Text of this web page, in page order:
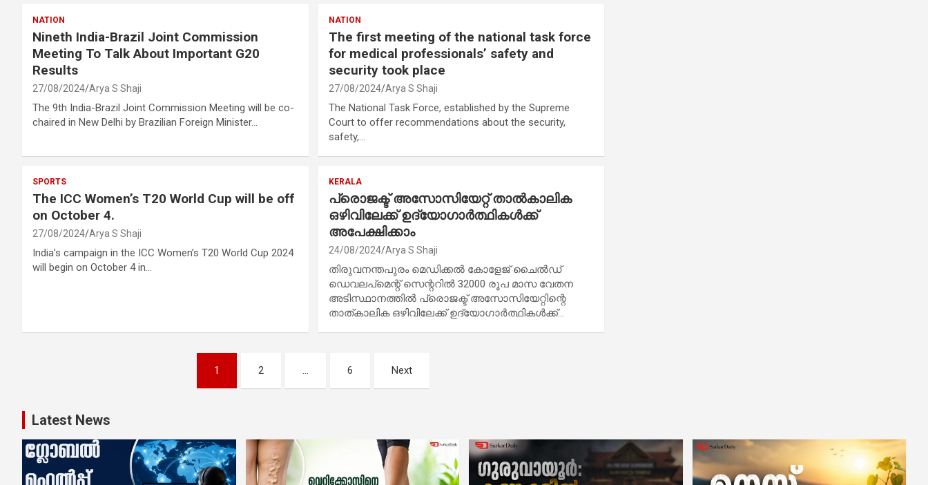
NATION
Nineth India-Brazil Joint Commission
Meeting To Talk About Important G20
Results
27/08/2024 Arya S Shaji
The 9th India-Brazil Joint Commission Meeting will be co-
chaired in New Delhi by Brazilian Foreign Minister…
NATION
The first meeting of the national task force
for medical professionals’ safety and
security took place
27/08/2024 Arya S Shaji
The National Task Force, established by the Supreme
Court to offer recommendations about the security,
safety,…
SPORTS
The ICC Women’s T20 World Cup will be off
on October 4.
27/08/2024 Arya S Shaji
India’s campaign in the ICC Women’s T20 World Cup 2024
will begin on October 4 in…
KERALA
പ്രൊജക്ട് അസോസിയേറ്റ് താൽകാലിക
ഒഴിവിലേക്ക് ഉദ്യോഗാർത്ഥികൾക്ക്
അപേക്ഷിക്കാം
24/08/2024 Arya S Shaji
തിരുവനന്തപുരം മെഡിക്കൽ കോളേജ് ചൈൽഡ്
ഡെവലപ്മെന്റ് സെന്ററിൽ 32000 രൂപ മാസ വേതന
അടിസ്ഥാനത്തിൽ പ്രൊജക്ട് അസോസിയേറ്റിന്റെ
താത്കാലിക ഒഴിവിലേക്ക് ഉദ്യോഗാർത്ഥികൾക്ക്…
1 2 … 6 Next
Latest News